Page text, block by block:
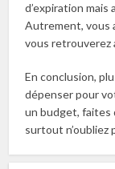
d’expiration
Autrement, vous
vous retrouverez
En conclusion,
dépenser pour
un budget, faites
surtout n’oubliez